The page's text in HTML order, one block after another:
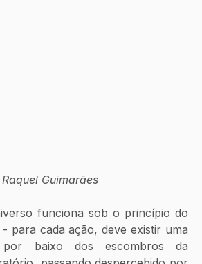
Raquel Guimarães
funciona sob o princípio do
para cada ação, deve existir uma
por baixo dos escombros da